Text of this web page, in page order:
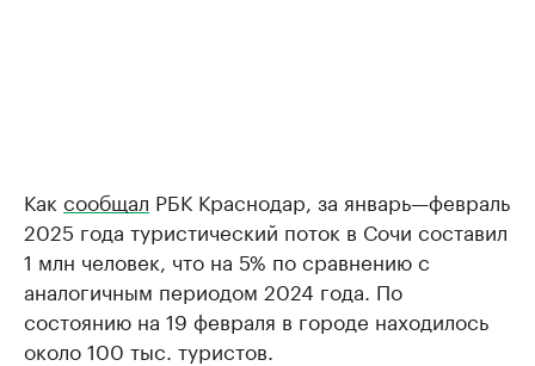
Как сообщал РБК Краснодар, за январь—февраль
2025 года туристический поток в Сочи составил
1 млн человек, что на 5% по сравнению с
аналогичным периодом 2024 года. По
состоянию на 19 февраля в городе находилось
около 100 тыс. туристов.